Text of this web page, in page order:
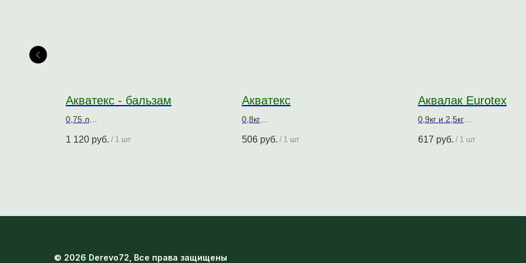
Акватекс - бальзам
0,75 л
1 120 руб. / 1 шт
Акватекс
0,8кг
древесины
506 руб. / 1 шт
Аквалак Eurotex
0,9кг и 2,5кг
древесины
617 руб. / 1 шт
© 2026 Derevo72, Все права защищены